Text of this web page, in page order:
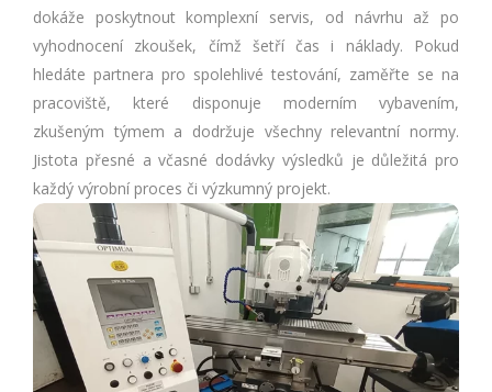
dokáže poskytnout komplexní servis, od návrhu až po
vyhodnocení zkoušek, čímž šetří čas i náklady. Pokud
hledáte partnera pro spolehlivé testování, zaměřte se na
pracoviště, které disponuje moderním vybavením,
zkušeným týmem a dodržuje všechny relevantní normy.
Jistota přesné a včasné dodávky výsledků je důležitá pro
každý výrobní proces či výzkumný projekt.